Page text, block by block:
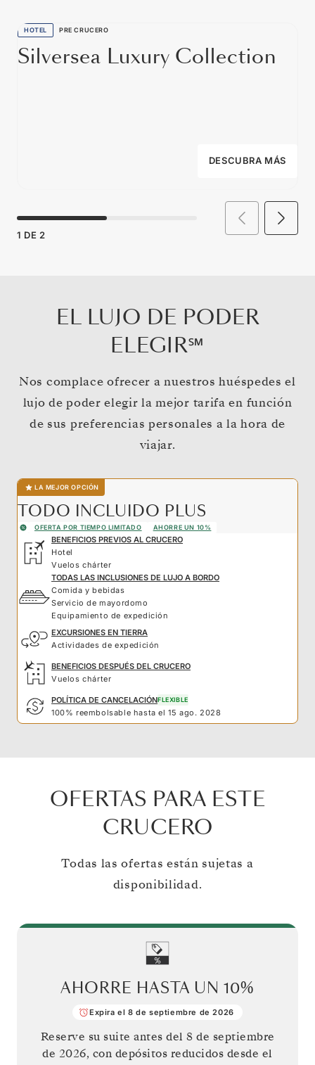
HOTEL PRE CRUCERO
Silversea Luxury Collection
DESCUBRA MÁS
1 DE 2
EL LUJO DE PODER
ELEGIR℠
Nos complace ofrecer a nuestros huéspedes el
lujo de poder elegir la mejor tarifa en función
de sus preferencias personales a la hora de
viajar.
LA MEJOR OPCIÓN
TODO INCLUIDO PLUS
OFERTA POR TIEMPO LIMITADO AHORRE UN 10%
BENEFICIOS PREVIOS AL CRUCERO
Hotel
Vuelos chárter
TODAS LAS INCLUSIONES DE LUJO A BORDO
Comida y bebidas
Servicio de mayordomo
Equipamiento de expedición
EXCURSIONES EN TIERRA
Actividades de expedición
BENEFICIOS DESPUÉS DEL CRUCERO
Vuelos chárter
POLÍTICA DE CANCELACIÓNFLEXIBLE
100% reembolsable hasta el 15 ago. 2028
OFERTAS PARA ESTE
CRUCERO
Todas las ofertas están sujetas a
disponibilidad.
AHORRE HASTA UN 10%
Expira el 8 de septiembre de 2026
Reserve su suite antes del 8 de septiembre
de 2026, con depósitos reducidos desde el